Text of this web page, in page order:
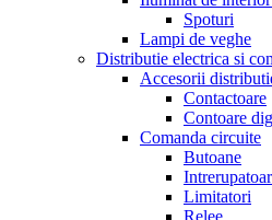
Spoturi
Lampi de veghe
Distributie electrica si
Accesorii
Contactoare
Contoare
Comanda circuite
Butoane
Limitatori
Relee